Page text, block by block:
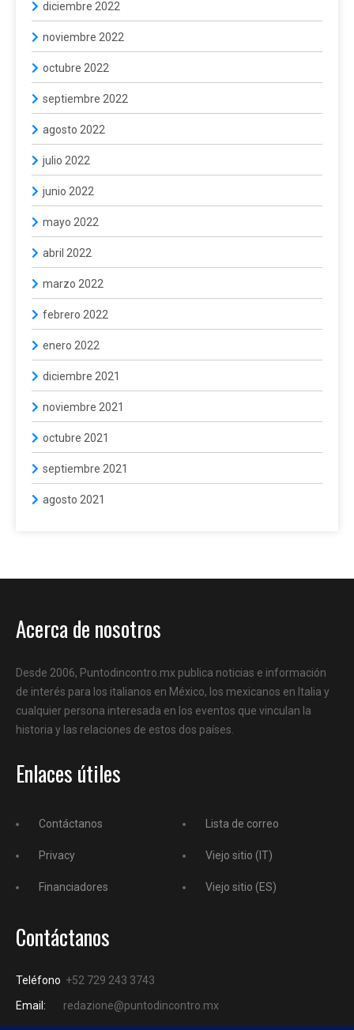
diciembre 2022
noviembre 2022
octubre 2022
septiembre 2022
agosto 2022
julio 2022
junio 2022
mayo 2022
abril 2022
marzo 2022
febrero 2022
enero 2022
diciembre 2021
noviembre 2021
octubre 2021
septiembre 2021
agosto 2021
Acerca de nosotros
Desde 2006, Puntodincontro.mx publica noticias e información
de interés para los italianos en México, los mexicanos en Italia y
cualquier persona interesada en los eventos que vinculan la
historia y las relaciones de estos dos países.
Enlaces útiles
Contáctanos
Privacy
Financiadores
Lista de correo
Viejo sitio (IT)
Viejo sitio (ES)
Contáctanos
Teléfono +52 729 243 3743
Email:
redazione@puntodincontro.mx